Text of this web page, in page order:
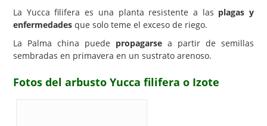
La Yucca filifera es una planta resistente a las plagas y
enfermedades que solo teme el exceso de riego.
La Palma china puede propagarse a partir de semillas
sembradas en primavera en un sustrato arenoso.
Fotos del arbusto Yucca filifera o Izote